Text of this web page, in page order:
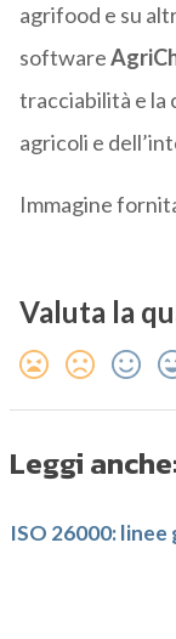
agrifood e su
software
tracciabilità e
agricoli e
Immagine
Valuta la
Leggi anche:
ISO 26000: